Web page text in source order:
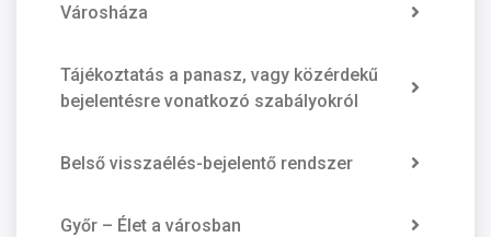
Városháza
Tájékoztatás a panasz, vagy közérdekű
bejelentésre vonatkozó szabályokról
Belső visszaélés-bejelentő rendszer
Győr – Élet a városban